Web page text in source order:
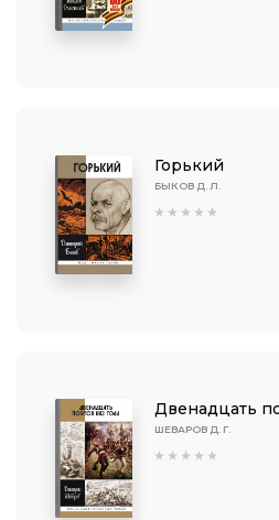
Горький
БЫКОВ Д. Л.
Двенадцать
ШЕВАРОВ Д. Г.